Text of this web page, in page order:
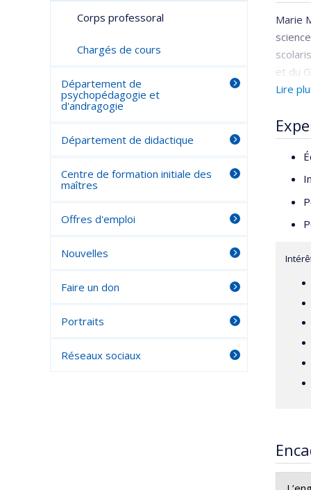
Marie
et du
Lire
Corps professoral
Chargés de cours
Département de
psychopédagogie et
d'andragogie
Département de didactique
Centre de formation initiale des
maîtres
Offres d'emploi
Nouvelles
Faire un don
Portraits
Réseaux sociaux